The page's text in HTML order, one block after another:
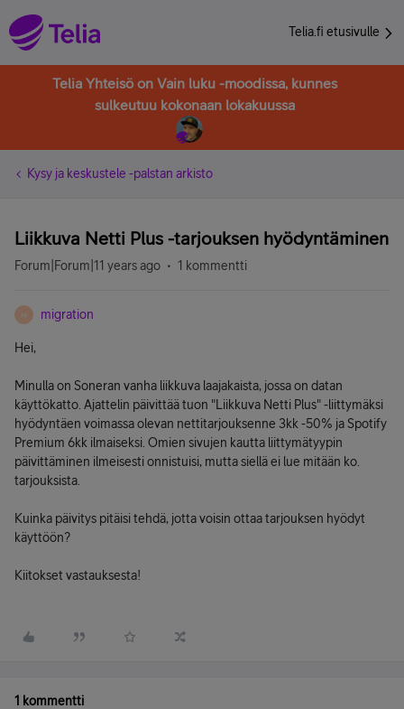
Telia.fi etusivulle
Telia Yhteisö on Vain luku -moodissa, kunnes
sulkeutuu kokonaan lokakuussa
Kysy ja keskustele -palstan arkisto
Liikkuva Netti Plus -tarjouksen hyödyntäminen
Forum|Forum|11 years ago 1 kommentti
M migration
Hei,
Minulla on Soneran vanha liikkuva laajakaista, jossa on datan
käyttökatto. Ajattelin päivittää tuon "Liikkuva Netti Plus" -liittymäksi
hyödyntäen voimassa olevan nettitarjouksenne 3kk -50% ja Spotify
Premium 6kk ilmaiseksi. Omien sivujen kautta liittymätyypin
päivittäminen ilmeisesti onnistuisi, mutta siellä ei lue mitään ko.
tarjouksista.
Kuinka päivitys pitäisi tehdä, jotta voisin ottaa tarjouksen hyödyt
käyttöön?
Kiitokset vastauksesta!
1 kommentti